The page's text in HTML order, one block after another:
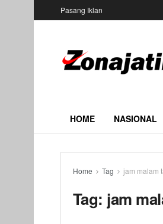
Pasang Iklan
HOME NASIONAL
Home Tag jam malam
Tag: jam